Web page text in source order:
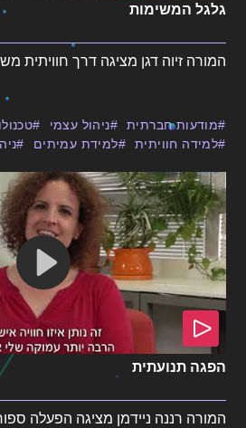
גלגל המשימות
המורה זיוה דגן מציגה דרך חוויתית
מודעות חברתית ניהול עצמי
למידה חוויתית
למידת עמיתים
הפגה תנועתית
המורה רננה ניידמן מציגה הפעלה